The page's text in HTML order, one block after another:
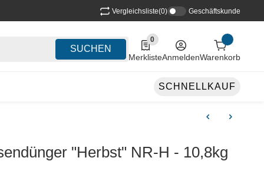
Vergleichsliste(0) Geschäftskunde
SUCHEN
0
0 Produkte in der Liste
MerklisteAnmeldenWarenkorb
SCHNELLKAUF
"Herbst" NR-H - 10,8kg